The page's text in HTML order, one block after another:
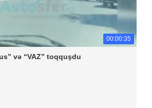
00:00:35
və “VAZ” toqquşdu